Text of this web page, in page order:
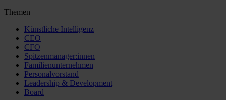
Themen
Künstliche Intelligenz
CEO
CFO
Spitzenmanager:innen
Familienunternehmen
Personalvorstand
Leadership & Development
Board